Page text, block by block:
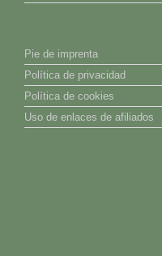
Pie de imprenta
Política de privacidad
Política de cookies
Uso de enlaces de afiliados